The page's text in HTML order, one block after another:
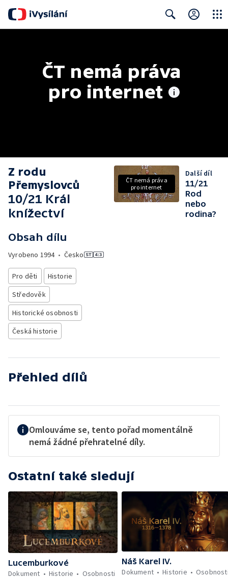
ČT nemá práva
pro internet
Z rodu
Přemyslovců
10/21 Král
knížectví
Obsah dílu
Vyrobeno 1994• Česko
Pro děti
Historie
Středověk
Historické osobnosti
Česká historie
ČT nemá práva
pro internet
Další díl
11/21
Rod
nebo
rodina?
Přehled dílů
Omlouváme se, tento pořad momentálně
nemá žádné přehratelné díly.
Ostatní také sledují
Lucemburkové
Dokument
Historie Osobnosti
Náš Karel IV.
Dokument
Historie